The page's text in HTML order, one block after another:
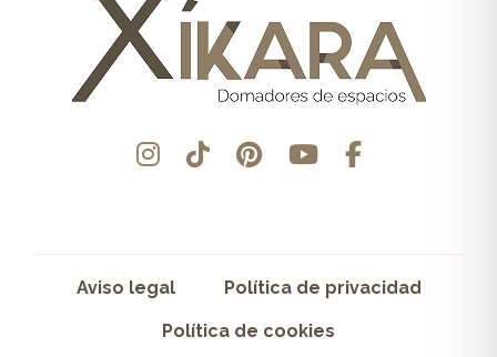
Aviso legal Política de privacidad
Política de cookies